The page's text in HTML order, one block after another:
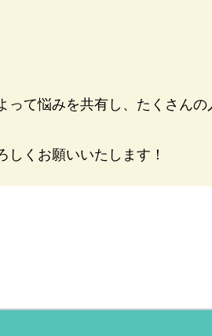
て悩みを共有し、たくさん
くお願いいたします！